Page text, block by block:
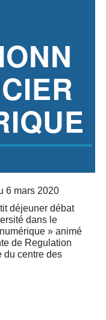
6 mars 2020
déjeuner débat
dans le
» animé
de Regulation
du centre des